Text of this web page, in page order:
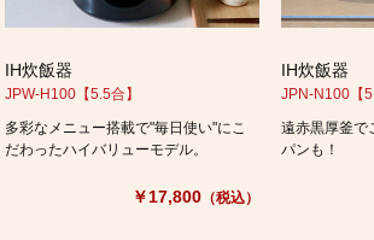
IH炊飯器
JPW-H100【5.5合】
多彩なメニュー搭載で"毎日使い"にこ
だわったハイバリューモデル。
￥17,800 （税込）
IH炊飯器
JPN-N100【
遠赤黒厚釜で
パンも！